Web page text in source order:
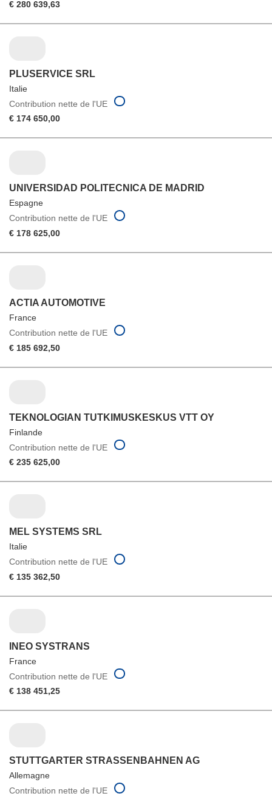
€ 280 639,63
PLUSERVICE SRL
Italie
Contribution nette de l'UE
€ 174 650,00
UNIVERSIDAD POLITECNICA DE MADRID
Espagne
Contribution nette de l'UE
€ 178 625,00
ACTIA AUTOMOTIVE
France
Contribution nette de l'UE
€ 185 692,50
TEKNOLOGIAN TUTKIMUSKESKUS VTT OY
Finlande
Contribution nette de l'UE
€ 235 625,00
MEL SYSTEMS SRL
Italie
Contribution nette de l'UE
€ 135 362,50
INEO SYSTRANS
France
Contribution nette de l'UE
€ 138 451,25
STUTTGARTER STRASSENBAHNEN AG
Allemagne
Contribution nette de l'UE